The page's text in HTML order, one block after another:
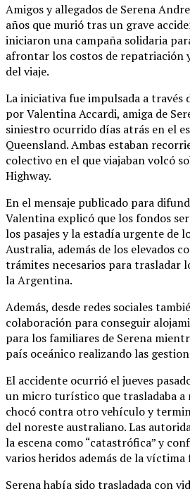
Amigos y allegados de Serena
años que murió tras un grave
iniciaron una campaña solidaria
afrontar los costos de repatriación
del viaje.
La iniciativa fue impulsada a través
por Valentina Accardi, amiga de
siniestro ocurrido días atrás en el
Queensland. Ambas estaban
colectivo en el que viajaban volcó
Highway.
En el mensaje publicado para
Valentina explicó que los fondos
los pasajes y la estadía urgente de
Australia, además de los elevados
trámites necesarios para trasladar
la Argentina.
Además, desde redes sociales
colaboración para conseguir
para los familiares de Serena
país oceánico realizando las
El accidente ocurrió el jueves
un micro turístico que trasladaba a
chocó contra otro vehículo y
del noreste australiano. Las
la escena como “catastrófica” y
varios heridos además de la
Serena había sido trasladada con